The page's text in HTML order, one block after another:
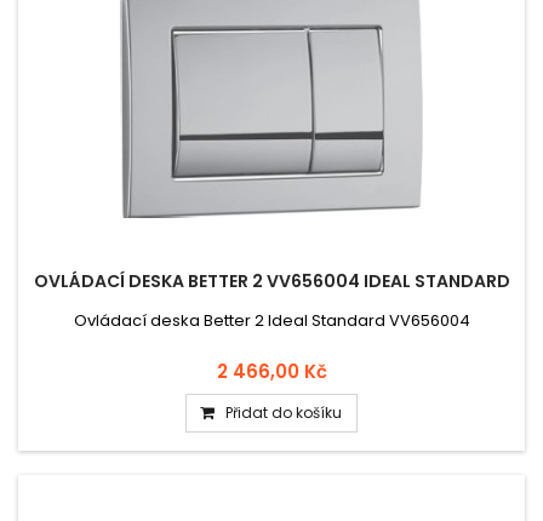
OVLÁDACÍ DESKA BETTER 2 VV656004 IDEAL STANDARD
Ovládací deska Better 2 Ideal Standard VV656004
2 466,00 Kč
Přidat do košíku